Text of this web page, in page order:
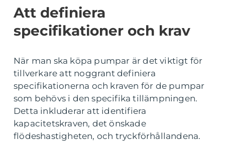
Att definiera
specifikationer och krav
När man ska köpa pumpar är det viktigt för
tillverkare att noggrant definiera
specifikationerna och kraven för de pumpar
som behövs i den specifika tillämpningen.
Detta inkluderar att identifiera
kapacitetskraven, det önskade
flödeshastigheten, och tryckförhållandena.